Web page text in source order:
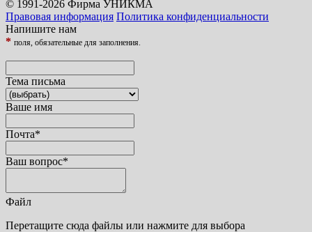
© 1991-2026 Фирма УНИКМА
Правовая информация Политика конфиденциальности
Напишите нам
* поля, обязательные для заполнения.
Тема письма
Ваше имя
Почта*
Ваш вопрос*
Файл
Перетащите сюда файлы или нажмите для выбора